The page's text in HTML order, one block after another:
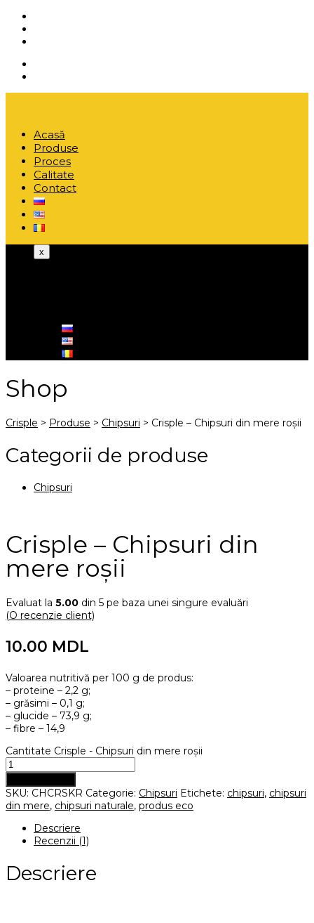
Acasă
Produse
Proces
Calitate
Contact
x
Shop
Crisple > Produse > Chipsuri > Crisple – Chipsuri din mere roșii
Categorii de produse
Chipsuri
Crisple – Chipsuri din
mere roșii
Evaluat la 5.00 din 5 pe baza unei singure evaluări
(O recenzie client)
10.00 MDL
Valoarea nutritivă per 100 g de produs:
– proteine – 2,2 g;
– grăsimi – 0,1 g;
– glucide – 73,9 g;
– fibre – 14,9
Cantitate Crisple - Chipsuri din mere roșii
SKU: CHCRSKR Categorie: Chipsuri Etichete: chipsuri, chipsuri
din mere, chipsuri naturale, produs eco
Descriere
Recenzii (1)
Descriere